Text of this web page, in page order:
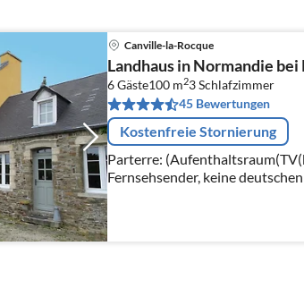
Canville-la-Rocque
Landhaus in Normandie
6 Gäste100 m23Schlafzimmer
45 Bewertungen
Kostenfreie Stornierung
Parterre:
Fernsehsender, keine
Esszimmer(Esstisch),
Kochherd(4 Kochplatten)